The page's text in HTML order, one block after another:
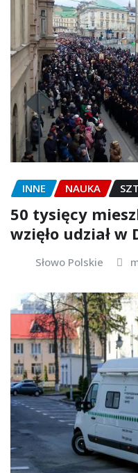
INNE NAUKA
50 tysięcy
wzięło udział w
Słowo Polskie